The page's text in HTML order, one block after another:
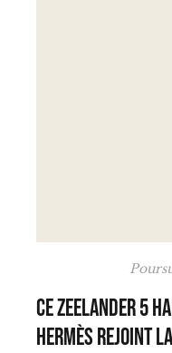
Ce Zeelander 5
Hermès rejoint